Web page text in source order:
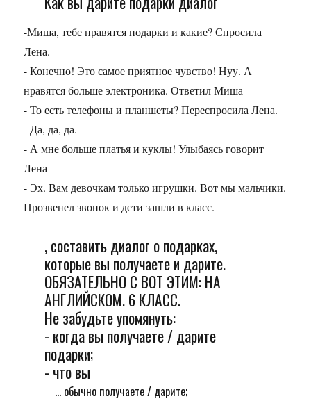
-Миша, тебе нравятся подарки и какие? Спросила
Лена.
- Конечно! Это самое приятное чувство! Нуу. А
нравятся больше электроника. Ответил Миша
- То есть телефоны и планшеты? Переспросила Лена.
- Да, да, да.
- А мне больше платья и куклы! Улыбаясь говорит
Лена
- Эх. Вам девочкам только игрушки. Вот мы мальчики.
Прозвенел звонок и дети зашли в класс.
, составить диалог о подарках,
которые вы получаете и дарите.
ОБЯЗАТЕЛЬНО С ВОТ ЭТИМ: НА
АНГЛИЙСКОМ. 6 КЛАСС.
Не забудьте упомянуть:
- когда вы получаете / дарите
подарки;
- что вы
... обычно получаете / дарите;